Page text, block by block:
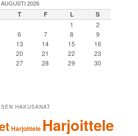
AUGUSTI 2026
T F L S
1
2
6 7 8
9
13 14 15
16
20 21 22
23
27 28 29
30
HAKUSANAT
Harjoittele Harjoittele